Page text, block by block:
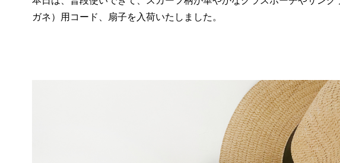
ガネ）用コード、扇子を入荷いたしました。